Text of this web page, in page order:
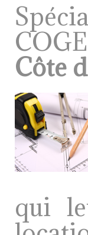
Côte
qui